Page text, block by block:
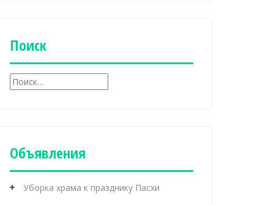
к
иПоиск
Н
а
Объявления
Уборка храма к празднику Пасхи